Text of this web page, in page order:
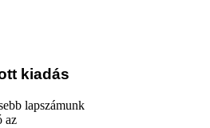
kiadás
lapszámunk
az